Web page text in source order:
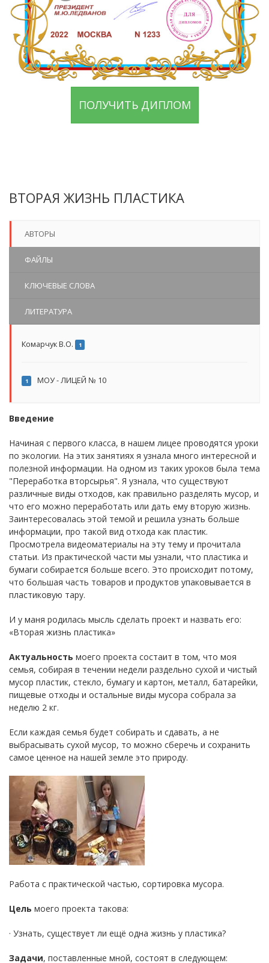
ПОЛУЧИТЬ ДИПЛОМ
ВТОРАЯ ЖИЗНЬ ПЛАСТИКА
АВТОРЫ
ФАЙЛЫ
КЛЮЧЕВЫЕ СЛОВА
ЛИТЕРАТУРА
Комарчук В.О. 1
1 МОУ - ЛИЦЕЙ № 10
Введение
Начиная с первого класса, в нашем лицее проводятся уроки
по экологии. На этих занятиях я узнала много интересной и
полезной информации. На одном из таких уроков была тема
"Переработка вторсырья". Я узнала, что существуют
различные виды отходов, как правильно разделять мусор, и
что его можно переработать или дать ему вторую жизнь.
Заинтересовалась этой темой и решила узнать больше
информации, про такой вид отхода как пластик.
Просмотрела видеоматериалы на эту тему и прочитала
статьи. Из практической части мы узнали, что пластика и
бумаги собирается больше всего. Это происходит потому,
что большая часть товаров и продуктов упаковывается в
пластиковую тару.
И у маня родилась мысль сделать проект и назвать его:
«Вторая жизнь пластика»
Актуальность моего проекта состаит в том, что моя
семья, собирая в течении недели раздельно сухой и чистый
мусор пластик, стекло, бумагу и картон, металл, батарейки,
пищевые отходы и остальные виды мусора собрала за
неделю 2 кг.
Если каждая семья будет собирать и сдавать, а не
выбрасывать сухой мусор, то можно сберечь и сохранить
самое ценное на нашей земле это природу.
Работа с практической частью, сортировка мусора.
Цель моего проекта такова:
· Узнать, существует ли ещё одна жизнь у пластика?
Задачи, поставленные мной, состоят в следующем: